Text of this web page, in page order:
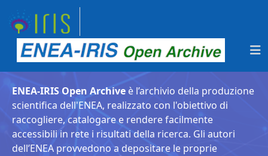
ENEA-IRIS Open Archive è l’archivio della produzione
scientifica dell'ENEA, realizzato con l'obiettivo di
raccogliere, catalogare e rendere facilmente
accessibili in rete i risultati della ricerca. Gli autori
dell’ENEA provvedono a depositare le proprie